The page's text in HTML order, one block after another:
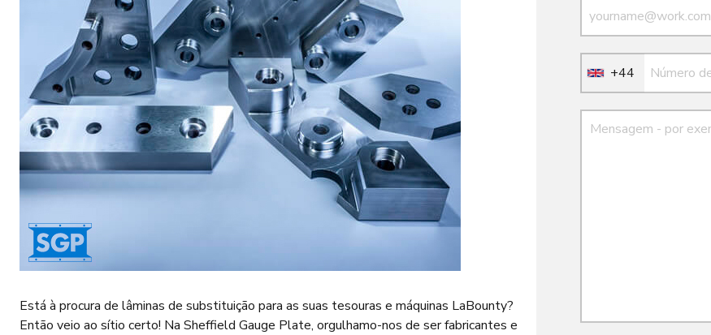
Está à procura de lâminas de substituição para as suas tesouras e máquinas LaBounty?
Então veio ao sítio certo! Na Sheffield Gauge Plate, orgulhamo-nos de ser fabricantes e
+44